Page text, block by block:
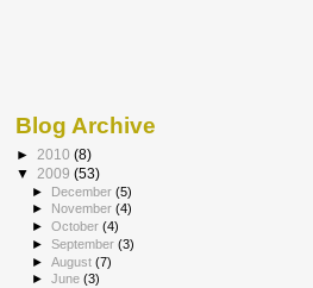
Blog Archive
► 2010 (8)
▼ 2009 (53)
► December(5)
►
November(4)
►October(4)
►September(3)
►August(7)
►June(3)